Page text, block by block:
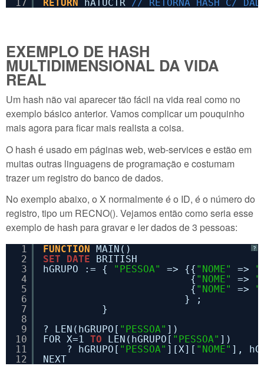
17
RETURN
hATUCTR // RETORNA HASH C/
EXEMPLO DE HASH
MULTIDIMENSIONAL DA VIDA
REAL
Um hash não vai aparecer tão fácil na vida real como no
exemplo básico anterior. Vamos complicar um pouquinho
mais agora para ficar mais realista a coisa.
O hash é usado em páginas web, web-services e estão em
muitas outras linguagens de programação e costumam
trazer um registro do banco de dados.
No exemplo abaixo, o X normalmente é o ID, é o número do
registro, tipo um RECNO(). Vejamos então como seria esse
exemplo de hash para gravar e ler dados de 3 pessoas:
?
1
2
3
4
5
6
7
8
9
10
11
12
FUNCTION
MAIN()
SET
DATE
BRITISH
hGRUPO := {
"PESSOA" => {{ "NOME" =>
{ "NOME" =>
{ "NOME" =>
} ;
}
? LEN(hGRUPO[ "PESSOA" ])
FOR X=1 TO LEN(hGRUPO[ "PESSOA" ])
? hGRUPO[ "PESSOA" ][X][ "NOME" ],
NEXT